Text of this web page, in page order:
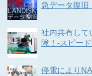
急データ復旧
社内共有して
障！-スピー
停電により